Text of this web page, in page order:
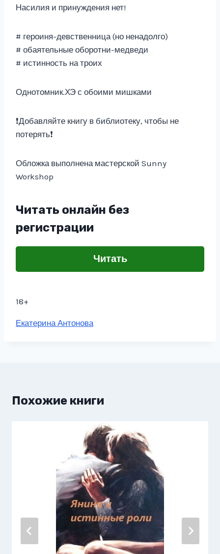
Насилия и принуждения нет!
# героиня-девственница (но ненадолго)
# обаятельные оборотни-медведи
# истинность на троих
Однотомник.ХЭ с обоими мишками
❗Добавляйте книгу в библиотеку, чтобы не
потерять❗
Обложка выполнена мастерской Sunny
Workshop
Читать онлайн без
регистрации
Читать
18+
Метки
Екатерина Антонова
Похожие книги